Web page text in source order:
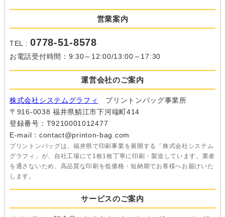
皆様方が弊社に提供する個人情報は、基本的に任意の提供と致
しますが、お願いした個人情報を提供して頂けない場合、本来
様方に不利益を生じる場合があります。
個人情報保護方針を ご覧下さい。
2009年9月1日制定
2020年11月1日改定
株式会社 システムグラフィ 代表取締役 児玉修一
営業案内
TEL :0778-51-8578
お電話受付時間：9:30～12:00/13:00～17:30
運営会社のご案内
株式会社システムグラフィ
プリントンバッグ事業所
〒916-0038 福井県鯖江市下河端町414
登録番号：T9210001012477
E-mail：contact@printon-bag.com
プリントンバッグは、福井県で印刷事業を展開する「株式会社システム
グラフィ」が、自社工場にて1枚1枚丁寧に印刷・製造しています。業者
を通さないため、高品質な印刷を低価格・短納期でお客様へお届けいた
します。
サービスのご案内